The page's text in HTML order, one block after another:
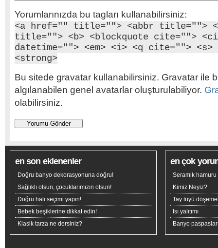
Yorumlarınızda bu tagları kullanabilirsiniz:
<a href="" title=""> <abbr title="">
title=""> <b> <blockquote cite="">
datetime=""> <em> <i> <q cite="">
<strong>
Bu sitede gravatar kullanabilirsiniz. Gravatar ile
algılanabilen genel avatarlar oluşturulabiliyor.
olabilirsiniz.
en son eklenenler
Doğru banyo dekorasyonuna doğru!
Sağlıklı olsun, çocuklarımızın olsun!
Doğru halı seçimi yapın!
Bebek beşiklerine dikkat edin!
Klasik tarza ne dersiniz?
en çok
Seramik hamuru
Kimiz Neyiz?
Tay tüyü
Isı yalıtımı
Banyo